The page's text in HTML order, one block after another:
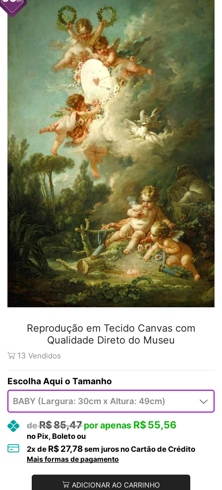
Reprodução em Tecido Canvas com
Qualidade Direto do Museu
13 Vendidos
Tamanho
R$85,47 R$55,56
no Pix, Boleto ou
2x de R$ 27,78sem juros no Cartão de Crédito
Mais formas de pagamento
ADICIONAR AO CARRINHO